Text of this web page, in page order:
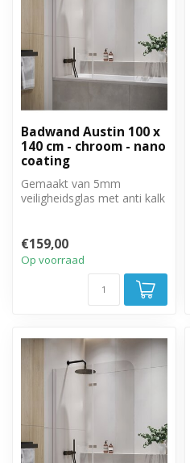
Badwand Austin 100 x
140 cm - chroom - nano
coating
Gemaakt van 5mm
veiligheidsglas met anti kalk
€159,00
Op voorraad